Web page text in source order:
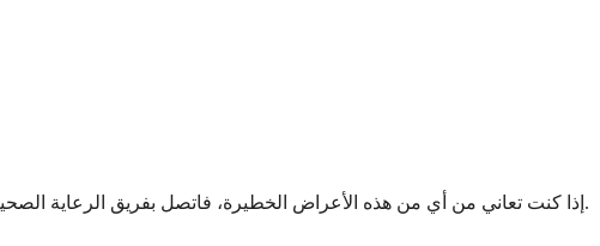
إذا كنت تعاني من أي من هذه الأعراض الخطيرة، فاتصل بفريق الرعاية الصحية الخاص بك على الفور أو اذهب إلى غرفة الطوارئ. سيقدم لك فريقك الطبي تعليمات مفصلة حول الأعراض التي تتطلب عناية عاجلة.